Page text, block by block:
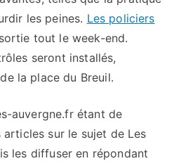
les peines. Les policiers
tout le week-end.
seront installés,
la place du Breuil.
auvergne.fr étant de
sur le sujet de Les
les diffuser en répondant